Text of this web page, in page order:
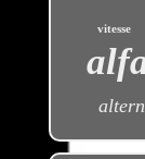
vitesse